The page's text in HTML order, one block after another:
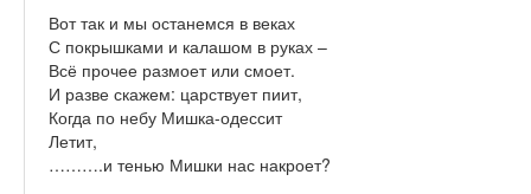
Вот так и мы останемся в веках
С покрышками и калашом в руках –
Всё прочее размоет или смоет.
И разве скажем: царствует пиит,
Когда по небу Мишка-одессит
Летит,
……….и тенью Мишки нас накроет?